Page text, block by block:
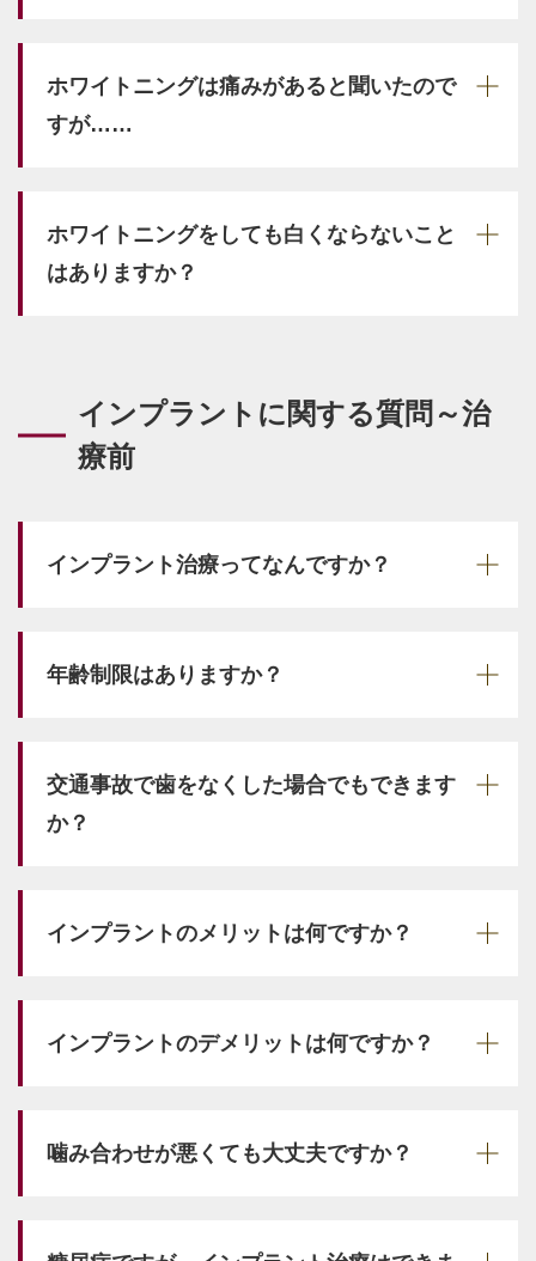
ホワイトニングは痛みがあると聞いたので
すが……
ホワイトニングをしても白くならないこと
はありますか？
インプラントに関する質問～治
療前
インプラント治療ってなんですか？
年齢制限はありますか？
交通事故で歯をなくした場合でもできます
か？
インプラントのメリットは何ですか？
インプラントのデメリットは何ですか？
噛み合わせが悪くても大丈夫ですか？